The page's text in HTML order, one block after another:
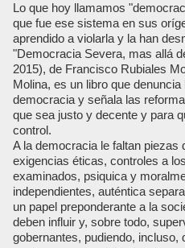
Lo que hoy llamamos
que fue ese sistema en sus
aprendido a violarla y la han
"Democracia Severa, mas allá
2015), de Francisco Rubiales
Molina, es un libro que
democracia y señala las
que sea justo y decente y para
control.
A la democracia le faltan piezas
exigencias éticas, controles a
examinados, psiquica y
independientes, auténtica
un papel preponderante a la
deben influir y, sobre todo,
gobernantes, pudiendo, incluso,